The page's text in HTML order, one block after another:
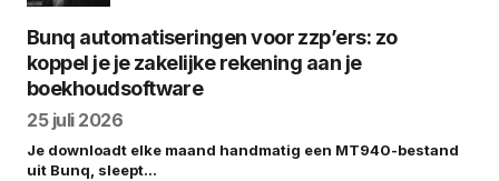
Bunq automatiseringen voor zzp’ers: zo
koppel je je zakelijke rekening aan je
boekhoudsoftware
25 juli 2026
Je downloadt elke maand handmatig een MT940-bestand
uit Bunq, sleept…